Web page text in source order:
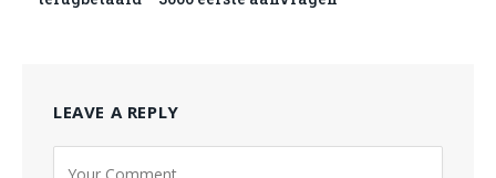
LEAVE A REPLY